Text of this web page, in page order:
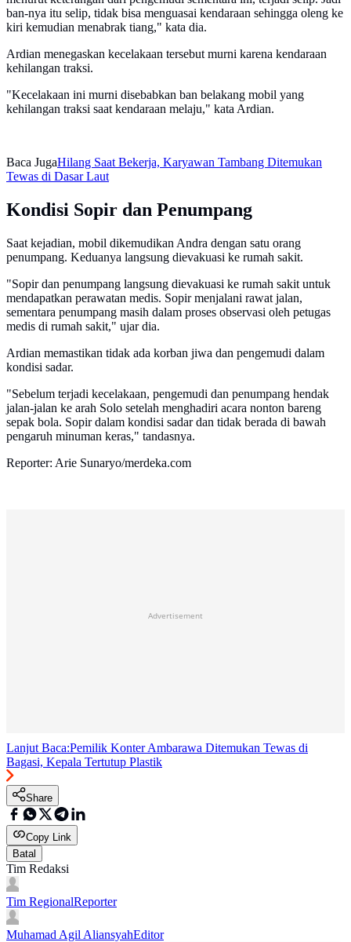
ban-nya itu selip, tidak bisa menguasai kendaraan sehingga oleng ke
kiri kemudian menabrak tiang," kata dia.
Ardian menegaskan kecelakaan tersebut murni karena kendaraan
kehilangan traksi.
"Kecelakaan ini murni disebabkan ban belakang mobil yang
kehilangan traksi saat kendaraan melaju," kata Ardian.
Baca JugaHilang Saat Bekerja, Karyawan Tambang Ditemukan
Tewas di Dasar Laut
Kondisi Sopir dan Penumpang
Saat kejadian, mobil dikemudikan Andra dengan satu orang
penumpang. Keduanya langsung dievakuasi ke rumah sakit.
"Sopir dan penumpang langsung dievakuasi ke rumah sakit untuk
mendapatkan perawatan medis. Sopir menjalani rawat jalan,
sementara penumpang masih dalam proses observasi oleh petugas
medis di rumah sakit," ujar dia.
Ardian memastikan tidak ada korban jiwa dan pengemudi dalam
kondisi sadar.
"Sebelum terjadi kecelakaan, pengemudi dan penumpang hendak
jalan-jalan ke arah Solo setelah menghadiri acara nonton bareng
sepak bola. Sopir dalam kondisi sadar dan tidak berada di bawah
pengaruh minuman keras," tandasnya.
Reporter: Arie Sunaryo/merdeka.com
Advertisement
Lanjut Baca:Pemilik Konter Ambarawa Ditemukan Tewas di
Bagasi, Kepala Tertutup Plastik
Share
Copy Link
Batal
Tim Redaksi
Tim RegionalReporter
Muhamad Agil AliansyahEditor